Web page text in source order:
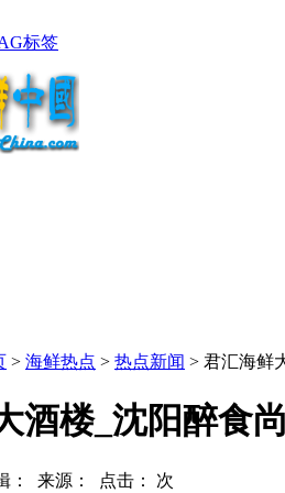
标签
> 海鲜热点 > 热点新闻 > 君汇海鲜
酒楼_沈阳醉食
： 来源： 点击： 次